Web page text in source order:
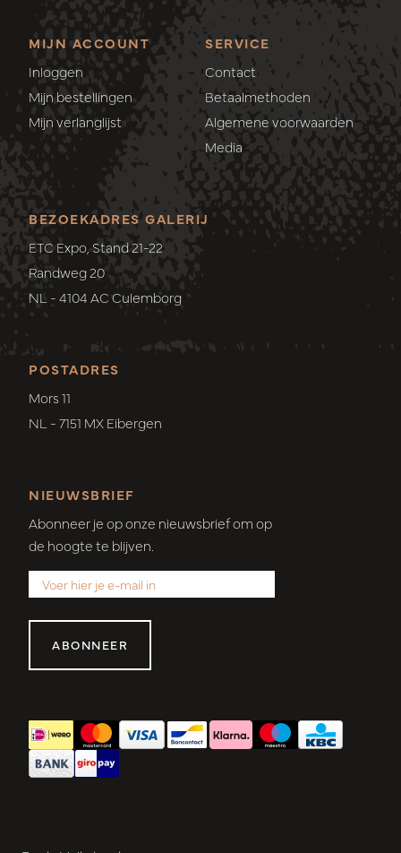
MIJN ACCOUNT
Inloggen
Mijn bestellingen
Mijn verlanglijst
SERVICE
Contact
Betaalmethoden
Algemene voorwaarden
Media
POSTADRES
Mors 11
NL - 7151 MX Eibergen
BEZOEKADRES GALERIJ
ETC Expo, Stand 21-22
Randweg 20
NL - 4104 AC Culemborg
NIEUWSBRIEF
Abonneer je op onze nieuwsbrief om op
de hoogte te blijven.
ABONNEER